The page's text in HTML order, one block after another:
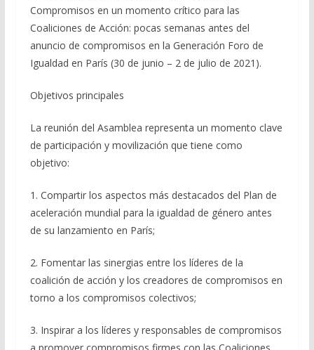
Compromisos en un momento crítico para las
Coaliciones de Acción: pocas semanas antes del
anuncio de compromisos en la Generación Foro de
Igualdad en París (30 de junio – 2 de julio de 2021).
Objetivos principales
La reunión del Asamblea representa un momento clave
de participación y movilización que tiene como
objetivo:
1. Compartir los aspectos más destacados del Plan de
aceleración mundial para la igualdad de género antes
de su lanzamiento en París;
2. Fomentar las sinergias entre los líderes de la
coalición de acción y los creadores de compromisos en
torno a los compromisos colectivos;
3. Inspirar a los líderes y responsables de compromisos